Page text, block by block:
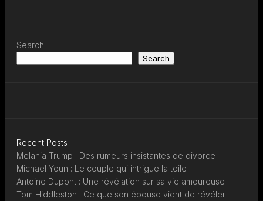
Search
Search
Recent Posts
Melania Trump : Des rumeurs insistantes de divorce
Michael Youn : Le couple qui intrigue la toile
Antoine Dupont : Une révélation sur sa vie amoureuse
Tom Hiddleston : Ce que son épouse vient de révéler